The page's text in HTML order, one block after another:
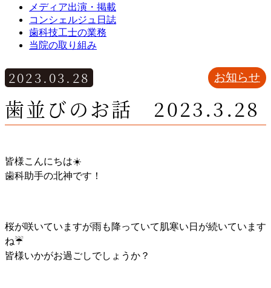
メディア出演・掲載
コンシェルジュ日誌
歯科技工士の業務
当院の取り組み
2023.03.28
歯並びのお話 2023.3.28
お知らせ
皆様こんにちは☀️
歯科助手の北神です！
桜が咲いていますが雨も降っていて肌寒い日が続いています
ね☔️
皆様いかがお過ごしでしょうか？